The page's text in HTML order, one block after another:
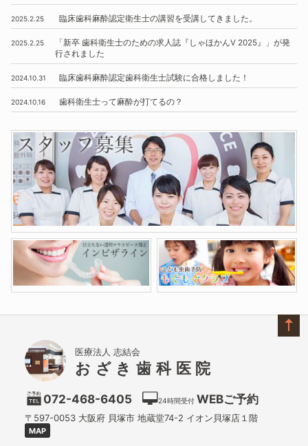
2025.2.25 臨床歯科麻酔認定衛生士の講習を受講してきました。
2025.2.25 「新卒 歯科衛生士のための求人誌『しゃほかんV 2025』」 が発
行されました
2024.10.31 臨床歯科麻酔認定歯科衛生士試験に合格しました！
2024.10.16 歯科衛生士って麻酔が打てるの？
医療法人 志結会
おざき歯科医院
072-468-6405 24時間受付 WEBご予約
〒597-0053 大阪府 貝塚市 地蔵堂74-2 イオン貝塚店１階
MAP